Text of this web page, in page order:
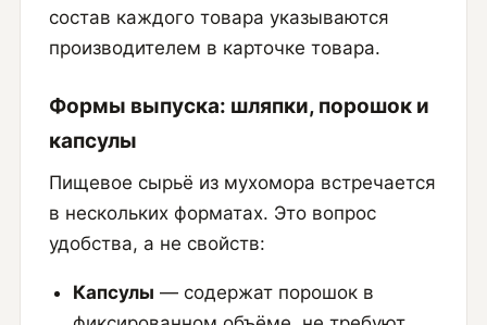
состав каждого товара указываются
производителем в карточке товара.
Формы выпуска: шляпки, порошок и
капсулы
Пищевое сырьё из мухомора встречается
в нескольких форматах. Это вопрос
удобства, а не свойств:
Капсулы — содержат порошок в